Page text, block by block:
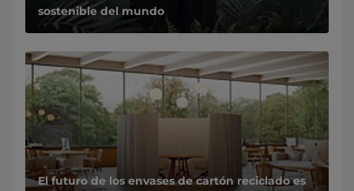
sostenible del mundo
El futuro de los envases de cartón reciclado es